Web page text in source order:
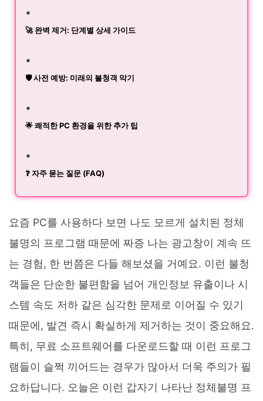
🚀 완벽 제거: 단계별 상세 가이드
🛡️ 사전 예방: 미래의 불청객 막기
🌟 쾌적한 PC 환경을 위한 추가 팁
❓ 자주 묻는 질문 (FAQ)
요즘 PC를 사용하다 보면 나도 모르게 설치된 정체
불명의 프로그램 때문에 짜증 나는 광고창이 계속 뜨
는 경험, 한 번쯤은 다들 해보셨을 거예요. 이런 불청
객들은 단순한 불편함을 넘어 개인정보 유출이나 시
스템 속도 저하 같은 심각한 문제로 이어질 수 있기
때문에, 발견 즉시 확실하게 제거하는 것이 중요해요.
특히, 무료 소프트웨어를 다운로드할 때 이런 프로그
램들이 슬쩍 끼어드는 경우가 많아서 더욱 주의가 필
요하답니다. 오늘은 이런 갑자기 나타난 정체불명 프